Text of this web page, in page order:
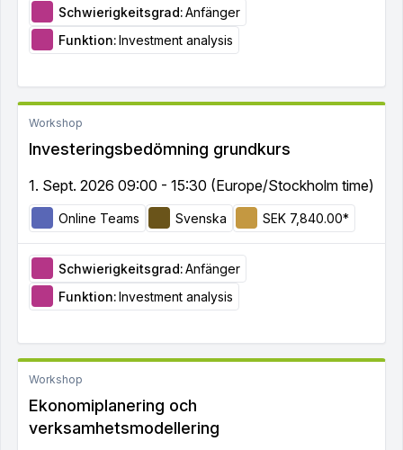
Schwierigkeitsgrad:Anfänger
Funktion:Investment analysis
Workshop
Investeringsbedömning grundkurs
1. Sept. 2026 09:00 - 15:30 (Europe/Stockholm time)
Online Teams Svenska SEK 7,840.00*
Schwierigkeitsgrad:Anfänger
Funktion:Investment analysis
Workshop
Ekonomiplanering och
verksamhetsmodellering